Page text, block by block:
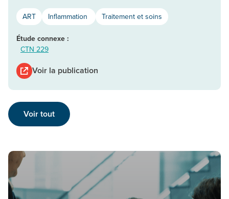
ART Inflammation Traitement et soins
Étude connexe :
CTN 229
Voir la publication
Voir tout